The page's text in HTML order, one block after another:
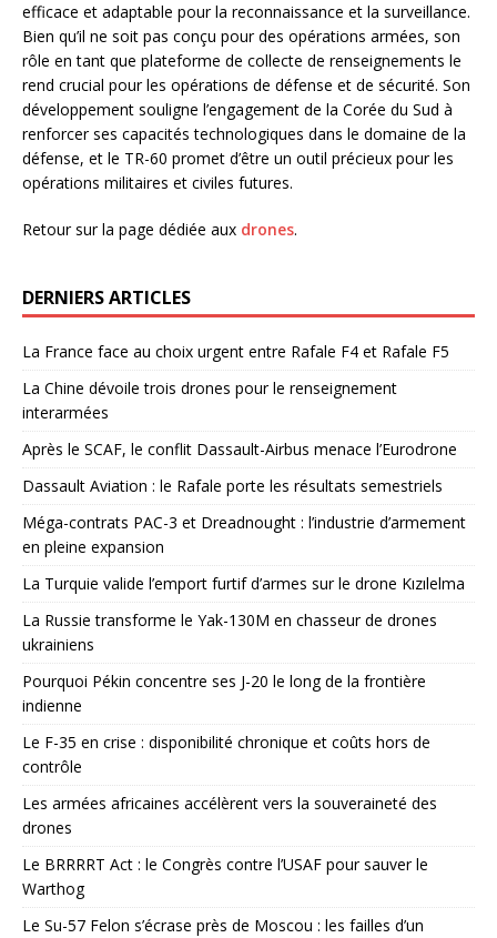
efficace et adaptable pour la reconnaissance et la surveillance.
Bien qu’il ne soit pas conçu pour des opérations armées, son
rôle en tant que plateforme de collecte de renseignements le
rend crucial pour les opérations de défense et de sécurité. Son
développement souligne l’engagement de la Corée du Sud à
renforcer ses capacités technologiques dans le domaine de la
défense, et le TR-60 promet d’être un outil précieux pour les
opérations militaires et civiles futures.
Retour sur la page dédiée aux drones.
DERNIERS ARTICLES
La France face au choix urgent entre Rafale F4 et Rafale F5
La Chine dévoile trois drones pour le renseignement
interarmées
Après le SCAF, le conflit Dassault-Airbus menace l’Eurodrone
Dassault Aviation : le Rafale porte les résultats semestriels
Méga-contrats PAC-3 et Dreadnought : l’industrie d’armement
en pleine expansion
La Turquie valide l’emport furtif d’armes sur le drone Kızılelma
La Russie transforme le Yak-130M en chasseur de drones
ukrainiens
Pourquoi Pékin concentre ses J-20 le long de la frontière
indienne
Le F-35 en crise : disponibilité chronique et coûts hors de
contrôle
Les armées africaines accélèrent vers la souveraineté des
drones
Le BRRRRT Act : le Congrès contre l’USAF pour sauver le
Warthog
Le Su-57 Felon s’écrase près de Moscou : les failles d’un